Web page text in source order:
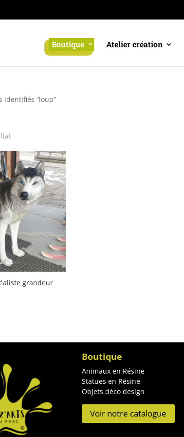
Boutique Atelier création
identifiés “loup”
grandeur
Boutique
Animaux en Résine
Statues en Résine
Objets déco design
Voir notre catalogue